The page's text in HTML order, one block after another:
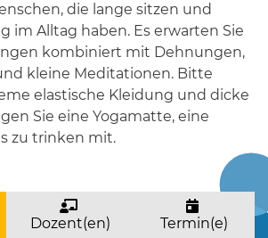
die lange sitzen und
im Alltag haben. Es erwarten Sie
kombiniert mit Dehnungen,
kleine Meditationen. Bitte
elastische Kleidung und dicke
Sie eine Yogamatte, eine
zu trinken mit.
Dozent(en) Termin(e)